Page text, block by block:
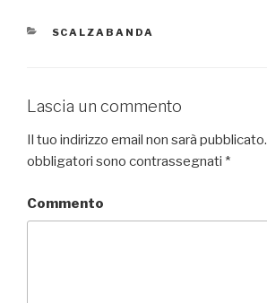
CATEGORIE
SCALZABANDA
Lascia un commento
Il tuo indirizzo email non sarà pubblicato.
obbligatori sono contrassegnati *
Commento